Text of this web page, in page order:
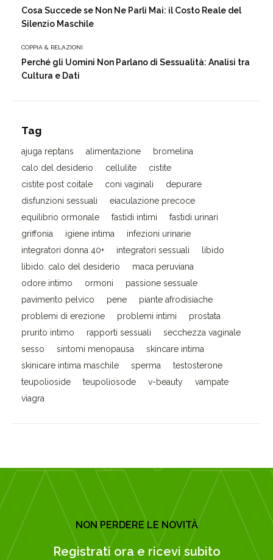
Cosa Succede se Non Ne Parli Mai: il Costo Reale del
Silenzio Maschile
COPPIA & RELAZIONI
Perché gli Uomini Non Parlano di Sessualità: Analisi tra
Cultura e Dati
Tag
ajuga reptans alimentazione
bromelina
calo del desiderio
cellulite
cistite
cistite post coitale
coni vaginali
depurare
disfunzioni sessuali
eiaculazione precoce
equilibrio ormonale
fastidi intimi
fastidi urinari
griffonia
igiene intima
infezioni urinarie
integratori donna 40+
integratori sessuali
libido
libido. calo del desiderio
maca peruviana
odore intimo
ormoni
passione sessuale
pavimento pelvico
pene
piante afrodisiache
problemi di erezione
problemi intimi
prostata
prurito intimo
rapporti sessuali
secchezza vaginale
sesso
sintomi menopausa
skincare intima
skinicare intima maschile
sperma
testosterone
teupolioside
teupoliosode v-beauty
vampate
viagra
NON PERDERE LE NOVITÀ
Registrati ora e ricevi subito